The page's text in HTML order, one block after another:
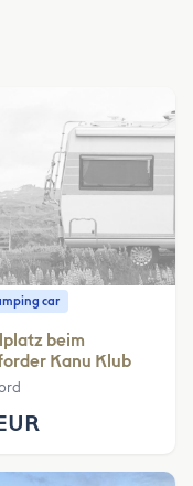
car
beim
Kanu Klub